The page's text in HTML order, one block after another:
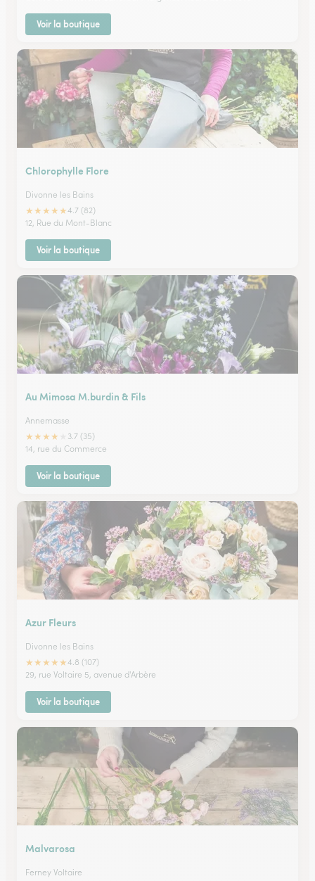
Voir la boutique
Chlorophylle Flore
Divonne les Bains
★★★★★4.7 (82)
12, Rue du Mont-Blanc
Voir la boutique
Au Mimosa M.burdin & Fils
Annemasse
★★★★
3.7 (35)
14, rue du Commerce
Voir la boutique
Azur Fleurs
Divonne les Bains
★★★★★4.8 (107)
29, rue Voltaire 5, avenue d'Arbère
Voir la boutique
Malvarosa
Ferney Voltaire